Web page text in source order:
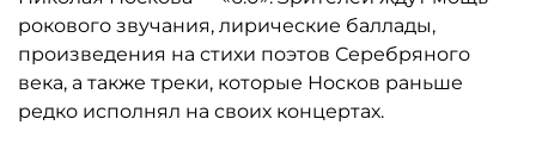
рокового звучания, лирические баллады,
произведения на стихи поэтов Серебряного
века, а также треки, которые Носков раньше
редко исполнял на своих концертах.